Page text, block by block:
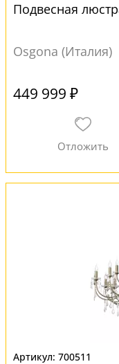
Подвесная
Osgona (Италия)
449 999 ₽
700511